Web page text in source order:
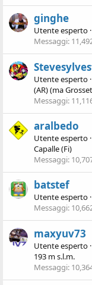
ginghe
Utente esperto ·
Messaggi
Utente esperto ·
(AR) (ma
Messaggi
aralbedo
Utente esperto ·
Capalle (Fi)
Messaggi
batstef
Utente esperto ·
Messaggi
maxyuv73
Utente esperto ·
193 m s.l.m.
Messaggi